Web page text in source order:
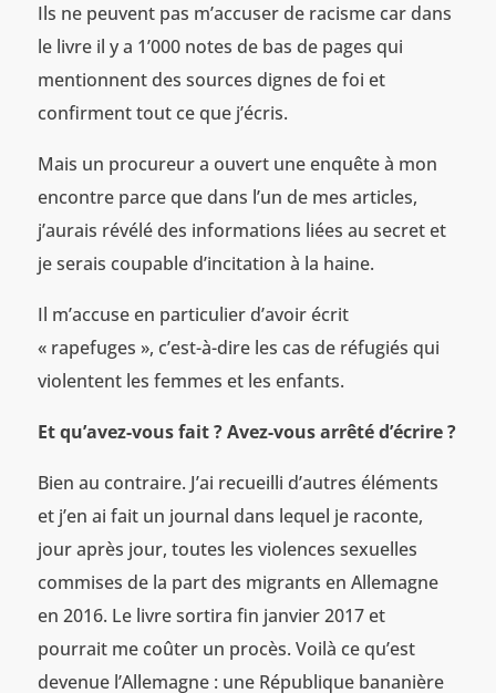
Ils ne peuvent pas m’accuser de racisme car dans
le livre il y a 1’000 notes de bas de pages qui
mentionnent des sources dignes de foi et
confirment tout ce que j’écris.
Mais un procureur a ouvert une enquête à mon
encontre parce que dans l’un de mes articles,
j’aurais révélé des informations liées au secret et
je serais coupable d’incitation à la haine.
Il m’accuse en particulier d’avoir écrit
« rapefuges », c’est-à-dire les cas de réfugiés qui
violentent les femmes et les enfants.
Et qu’avez-vous fait ? Avez-vous arrêté d’écrire ?
Bien au contraire. J’ai recueilli d’autres éléments
et j’en ai fait un journal dans lequel je raconte,
jour après jour, toutes les violences sexuelles
commises de la part des migrants en Allemagne
en 2016. Le livre sortira fin janvier 2017 et
pourrait me coûter un procès. Voilà ce qu’est
devenue l’Allemagne : une République bananière